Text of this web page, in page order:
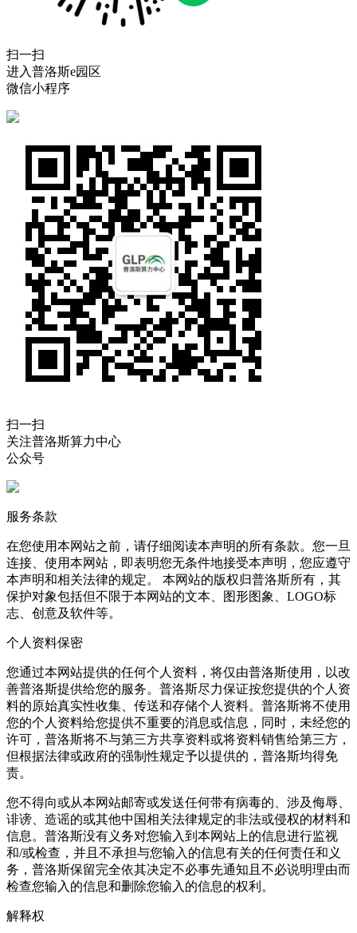
扫一扫
进入普洛斯e园区
微信小程序
扫一扫
关注普洛斯算力中心
公众号
服务条款
在您使用本网站之前，请仔细阅读本声明的所有条款。您一旦
连接、使用本网站，即表明您无条件地接受本声明，您应遵守
本声明和相关法律的规定。 本网站的版权归普洛斯所有，其
保护对象包括但不限于本网站的文本、图形图象、LOGO标
志、创意及软件等。
个人资料保密
您通过本网站提供的任何个人资料，将仅由普洛斯使用，以改
善普洛斯提供给您的服务。普洛斯尽力保证按您提供的个人资
料的原始真实性收集、传送和存储个人资料。普洛斯将不使用
您的个人资料给您提供不重要的消息或信息，同时，未经您的
许可，普洛斯将不与第三方共享资料或将资料销售给第三方，
但根据法律或政府的强制性规定予以提供的，普洛斯均得免
责。
您不得向或从本网站邮寄或发送任何带有病毒的、涉及侮辱、
诽谤、造谣的或其他中国相关法律规定的非法或侵权的材料和
信息。普洛斯没有义务对您输入到本网站上的信息进行监视
和/或检查，并且不承担与您输入的信息有关的任何责任和义
务，普洛斯保留完全依其决定不必事先通知且不必说明理由而
检查您输入的信息和删除您输入的信息的权利。
解释权